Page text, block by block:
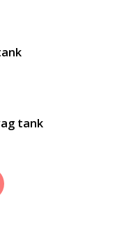
tank